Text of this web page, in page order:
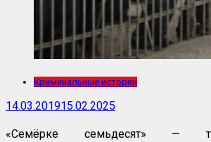
Криминальные истории
14.03.201915.02.2025
«Семёрке семьдесят» —